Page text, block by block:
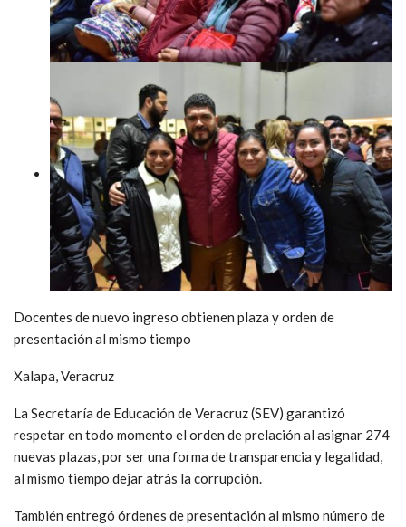
Docentes de nuevo ingreso obtienen plaza y orden de
presentación al mismo tiempo
Xalapa, Veracruz
La Secretaría de Educación de Veracruz (SEV) garantizó
respetar en todo momento el orden de prelación al asignar 274
nuevas plazas, por ser una forma de transparencia y legalidad,
al mismo tiempo dejar atrás la corrupción.
También entregó órdenes de presentación al mismo número de